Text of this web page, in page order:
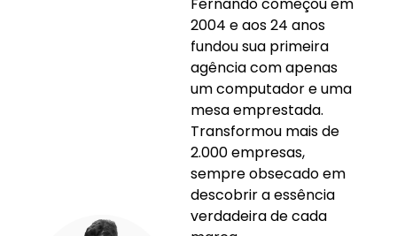
2004 e aos 24 anos
fundou sua primeira
agência com apenas
um computador e uma
mesa emprestada.
Transformou mais de
2.000 empresas,
sempre obsecado em
descobrir a essência
verdadeira de cada